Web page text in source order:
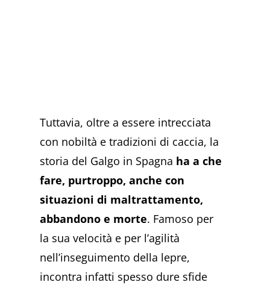
Tuttavia, oltre a essere intrecciata
con nobiltà e tradizioni di caccia, la
storia del Galgo in Spagna ha a che
fare, purtroppo, anche con
situazioni di maltrattamento,
abbandono e morte. Famoso per
la sua velocità e per l’agilità
nell’inseguimento della lepre,
incontra infatti spesso dure sfide